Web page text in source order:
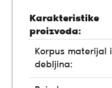
Karakteristike
proizvoda:
Korpus materijal i
debljina: